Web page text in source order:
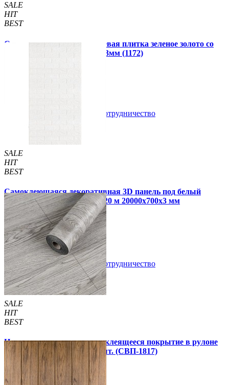
SALE
HIT
BEST
Самоклеющаяся алюминиевая плитка зеленое золото со
стразами мозаика 300х300х3мм (1172)
В закладки Сотрудничество
SALE
HIT
BEST
Самоклеющаяся декоративная 3D панель под белый
матовый кирпич в рулоне 20 м 20000x700x3 мм
1 850 грн./шт 2 899 грн./шт
Купить В закладки Сотрудничество
SALE
HIT
BEST
Напольное виниловое самоклеящееся покрытие в рулоне
3000х600х1,5мм, цена за 1 шт. (СВП-1817)
990 грн. 1 390 грн.